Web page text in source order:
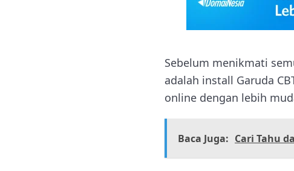
Sebelum menikmati
adalah install Garuda
online dengan lebih
Baca Juga: Cari Tahu